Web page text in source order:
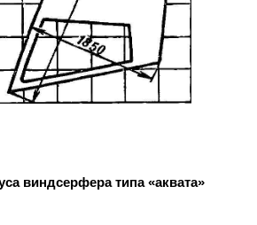
виндсерфера типа «аквата»